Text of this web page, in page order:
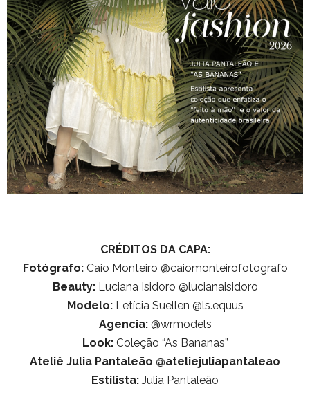
CRÉDITOS DA CAPA:
Fotógrafo:Caio Monteiro @caiomonteirofotografo
Beauty:Luciana Isidoro @lucianaisidoro
Modelo:Letícia Suellen @ls.equus
Agencia:@wrmodels
Look:Coleção “As Bananas”
Ateliê Julia Pantaleão @ateliejuliapantaleao
Estilista: Julia Pantaleão